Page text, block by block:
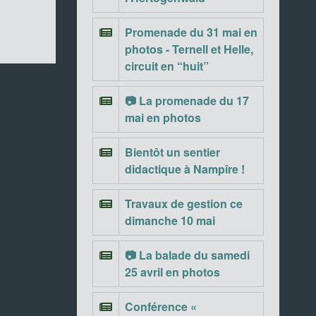
Promenade du 31 mai en
photos - Ternell et Helle,
circuit en “huit”
📷 La promenade du 17
mai en photos
Bientôt un sentier
didactique à Nampîre !
Travaux de gestion ce
dimanche 10 mai
📷 La balade du samedi
25 avril en photos
Conférence «